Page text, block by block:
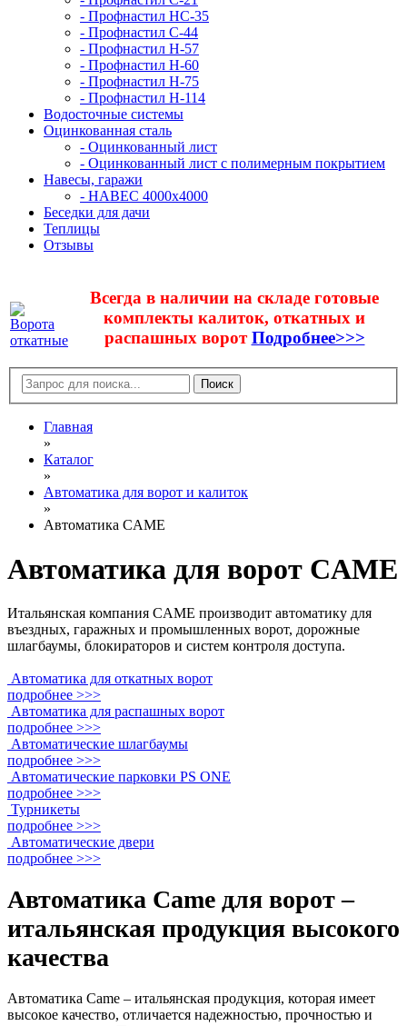
- Профнастил НС-35
- Профнастил С-44
- Профнастил Н-57
- Профнастил Н-60
- Профнастил Н-75
- Профнастил Н-114
Водосточные системы
Оцинкованная сталь
- Оцинкованный лист
- Оцинкованный лист с полимерным покрытием
Навесы, гаражи
- НАВЕС 4000х4000
Беседки для дачи
Теплицы
Отзывы
Всегда в наличии на складе готовые
комплекты калиток, откатных и
распашных воротПодробнее>>>
Главная
»
Каталог
»
Автоматика для ворот и калиток
»
Автоматика CAME
Автоматика для ворот CAME
Итальянская компания CAME производит автоматику для
въездных, гаражных и промышленных ворот, дорожные
шлагбаумы, блокираторов и систем контроля доступа.
Автоматика для откатных ворот
подробнее >>>
Автоматика для распашных ворот
подробнее >>>
Автоматические шлагбаумы
подробнее >>>
Автоматические парковки PS ONE
подробнее >>>
Турникеты
подробнее >>>
Автоматические двери
подробнее >>>
Автоматика Came для ворот –
итальянская продукция высокого
качества
Автоматика Came – итальянская продукция, которая имеет
высокое качество, отличается надежностью, прочностью и